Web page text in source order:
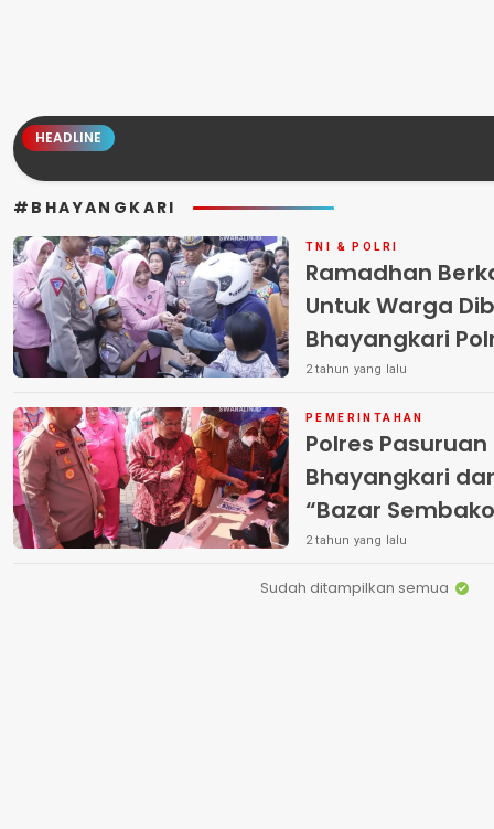
HEADLINE
#BHAYANGKARI
TNI & POLRI
Ramadhan
Untuk Warga
Bhayangkari
2 tahun yang lalu
PEMERINTAHAN
Polres
Bhayangkari
“Bazar
2 tahun yang lalu
Sudah ditampilkan semua